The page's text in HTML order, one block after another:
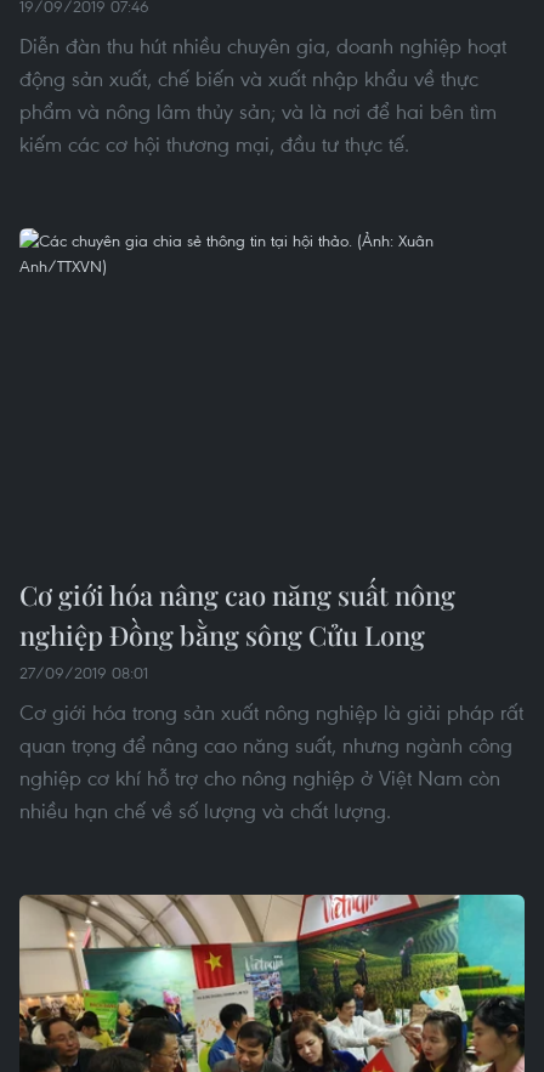
19/09/2019 07:46
Diễn đàn thu hút nhiều chuyên gia, doanh nghiệp hoạt
động sản xuất, chế biến và xuất nhập khẩu về thực
phẩm và nông lâm thủy sản; và là nơi để hai bên tìm
kiếm các cơ hội thương mại, đầu tư thực tế.
Cơ giới hóa nâng cao năng suất nông
nghiệp Đồng bằng sông Cửu Long
27/09/2019 08:01
Cơ giới hóa trong sản xuất nông nghiệp là giải pháp rất
quan trọng để nâng cao năng suất, nhưng ngành công
nghiệp cơ khí hỗ trợ cho nông nghiệp ở Việt Nam còn
nhiều hạn chế về số lượng và chất lượng.